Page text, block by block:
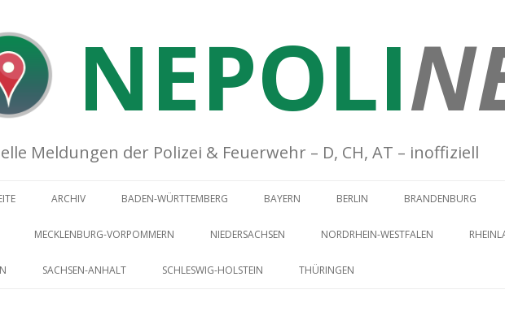
NEPOLI
Meldungen der Polizei & Feuerwehr – D, CH, AT – inoffiziell
ARCHIV BADEN-WÜRTTEMBERG BAYERN BERLIN BRANDENBURG
MECKLENBURG-VORPOMMERN NIEDERSACHSEN NORDRHEIN-WESTFALEN
SACHSEN-ANHALT SCHLESWIG-HOLSTEIN THÜRINGEN